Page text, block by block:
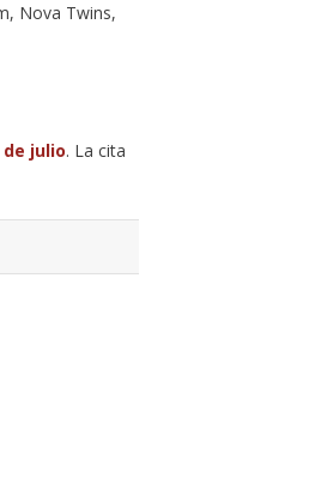
Nova Twins,
julio. La cita